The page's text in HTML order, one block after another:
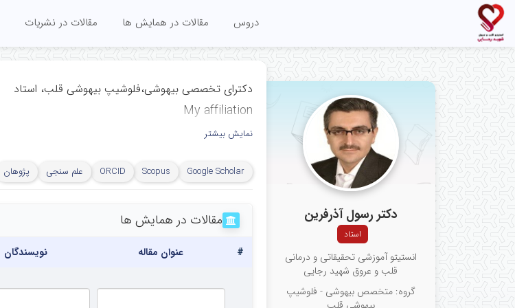
دروس مقالات در همایش ها مقالات در نشریات
دکتر رسول آذرفرین
استاد
انستیتو آموزشی تحقیقاتی و درمانی
قلب و عروق شهید رجایی
گروه: متخصص بیهوشی - فلوشیپ
دکترای تخصصی بیهوشی،فلوشیپ بیهوشی قلب، استاد
My affiliation
ﻣﺮﻛﺰ ﺗﺤﻘﯿﻘﺎت اﻛﻮﻛﺎردﯾﻮﮔﺮاﻓﻲ،
و عروق شهید رجایی، دانشگاه
Rajaie Cardiovascular Medical
نمایش بیشتر
Google Scholar
Scopus
ORCID علم سنجی پژوهان
مقالات در همایش ها
# عنوان مقاله نویسندگان